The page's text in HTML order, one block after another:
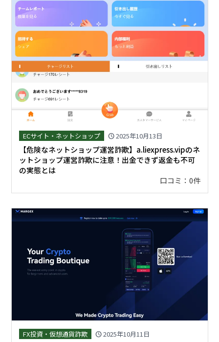
ECサイト・ネットショップ schedule2025年10月13日
【危険なネットショップ運営詐欺】a.liexpress.vipのネ
ットショップ運営詐欺に注意！出金できず返金も不可
の実態とは
口コミ：0件
FX投資・仮想通貨詐欺 schedule2025年10月11日